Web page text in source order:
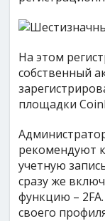
На этом
собственный
площадки
рекомендуют
учетную
сразу же
функцию –
своего